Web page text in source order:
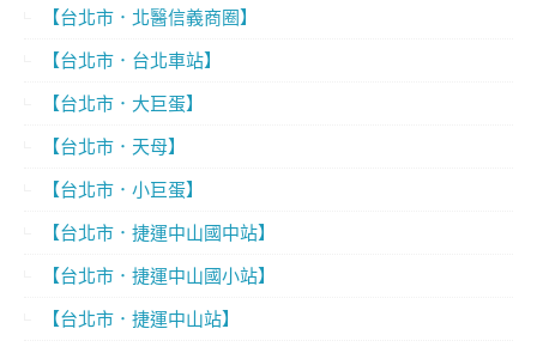
【台北市．北醫信義商圈】
【台北市．台北車站】
【台北市．大巨蛋】
【台北市．天母】
【台北市．小巨蛋】
【台北市．捷運中山國中站】
【台北市．捷運中山國小站】
【台北市．捷運中山站】